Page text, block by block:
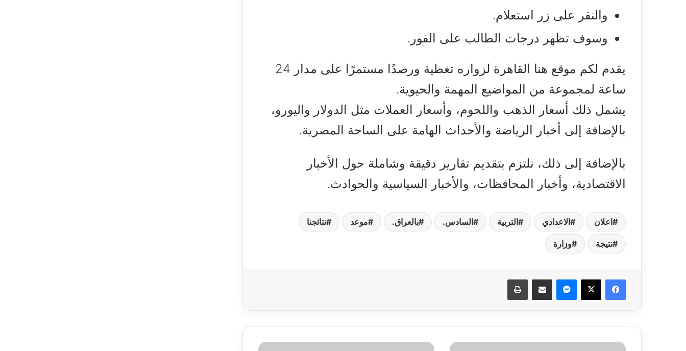
والنقر على زر استعلام.
وسوف تظهر درجات الطالب على الفور.
يقدم لكم موقع هنا القاهرة لزواره تغطية ورصدًا مستمرًا على مدار 24
ساعة لمجموعة من المواضيع المهمة والحيوية.
يشمل ذلك أسعار الذهب واللحوم، وأسعار العملات مثل الدولار واليورو،
بالإضافة إلى أخبار الرياضة والأحداث الهامة على الساحة المصرية.
بالإضافة إلى ذلك، نلتزم بتقديم تقارير دقيقة وشاملة حول الأخبار
الاقتصادية، وأخبار المحافظات، والأخبار السياسية والحوادث.
اعلان الاعدادي التربية السادس. بالعراق. موعد نتائجنا
نتيجة وزارة
فيسبوك ‫X ماسنجر مشاركة عبر البريد طباعة
ما
حساب